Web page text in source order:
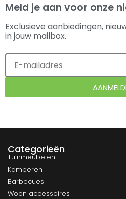
Meld je aan voor onze
Exclusieve aanbiedingen,
in jouw mailbox.
Categorieën
Tuinmeubelen
Kamperen
Barbecues
Woon accessoires